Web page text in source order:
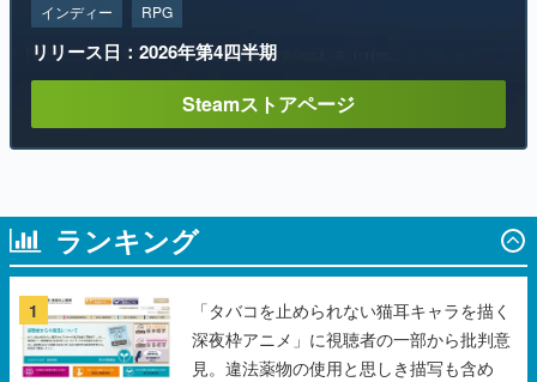
インディー RPG
リリース日：2026年第4四半期
Steamストアページ
ランキング
1
「タバコを止められない猫耳キャラを描く
深夜枠アニメ」に視聴者の一部から批判意
見。違法薬物の使用と思しき描写も含め